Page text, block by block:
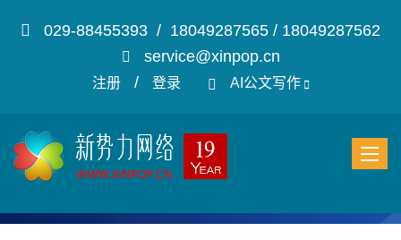
029-88455393 / 18049287565 / 18049287562
service@xinpop.cn
注册/ 登录 AI公文写作